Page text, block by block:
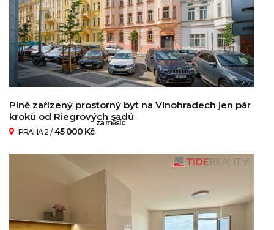
Plně zařízený prostorný byt na Vinohradech jen pár
kroků od Riegrových sadů
PRAHA 2 /45 000 Kč
za měsíc